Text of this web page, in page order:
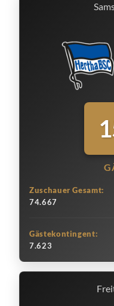
Zuschauer Gesamt:
74.667
Gästekontingent:
7.623